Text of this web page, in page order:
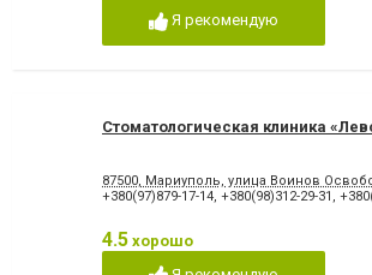
Я рекомендую
Стоматологическая клиника
87500, Мариуполь, улица Воинов
+380(97)879-17-14, +380(98)312-29-31 ,
4.5 хорошо